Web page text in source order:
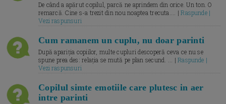
De când a apărut copilul, parcă ne aprindem din orice. Un ton. O
remarcă. Cine s-a trezit din nou noaptea trecuta.... |Raspunde |
Vezi raspunsuri
Cum ramanem un cuplu, nu doar parinti
După apariția copiilor, multe cupluri descoperă ceva ce nu se
spune prea des: relația se mută pe plan secund. ... |Raspunde |
Vezi raspunsuri
Copilul simte emotiile care plutesc in aer
intre parinti